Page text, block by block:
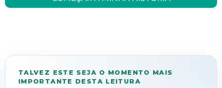
TALVEZ ESTE SEJA O MOMENTO MAIS
IMPORTANTE DESTA LEITURA